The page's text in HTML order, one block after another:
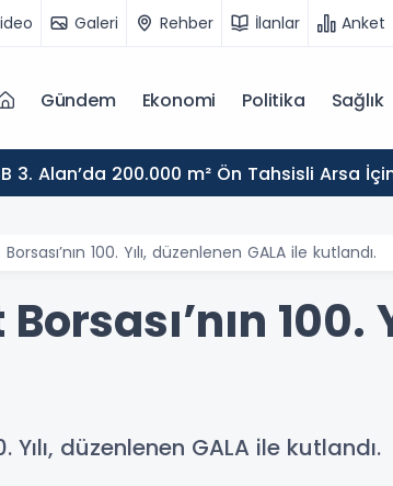
Galeri Rehber İlanlar Anket
Gündem Ekonomi Politika Sağlık
3. Alan’da 200.000 m² Ön Tahsisli Arsa
100. Yılı, düzenlenen GALA ile kutlandı.
100.
Yılı, düzenlenen GALA ile kutlandı.